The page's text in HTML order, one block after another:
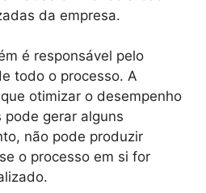
da empresa.
é responsável pelo
todo o processo. A
otimizar o desempenho
gerar alguns
não pode produzir
o processo em si for